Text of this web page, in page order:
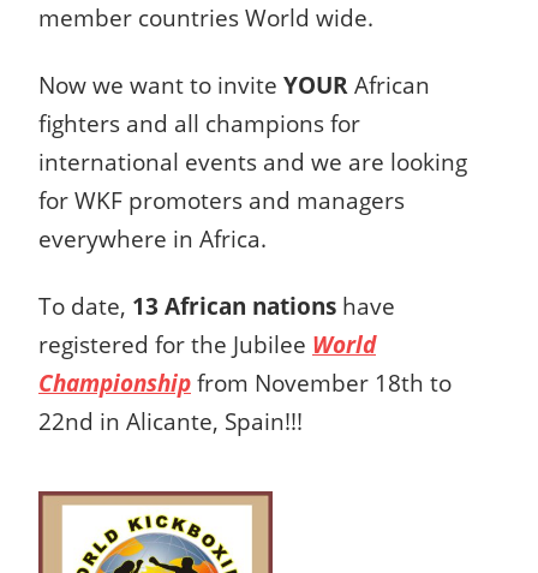
member countries World wide.
Now we want to invite YOUR African
fighters and all champions for
international events and we are looking
for WKF promoters and managers
everywhere in Africa.
To date, 13 African nations have
registered for the Jubilee World
Championship from November 18th to
22nd in Alicante, Spain!!!